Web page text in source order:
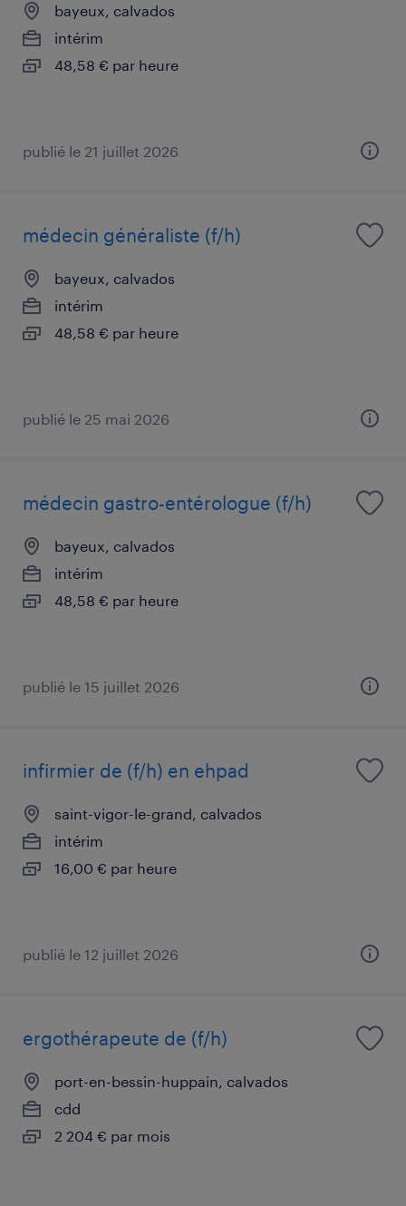
bayeux, calvados
intérim
48,58 € par heure
publié le 21 juillet 2026
médecin généraliste (f/h)
bayeux, calvados
intérim
48,58 € par heure
publié le 25 mai 2026
médecin gastro-entérologue (f/h)
bayeux, calvados
intérim
48,58 € par heure
publié le 15 juillet 2026
infirmier de (f/h) en ehpad
saint-vigor-le-grand, calvados
intérim
16,00 € par heure
publié le 12 juillet 2026
ergothérapeute de (f/h)
port-en-bessin-huppain, calvados
cdd
2 204 € par mois